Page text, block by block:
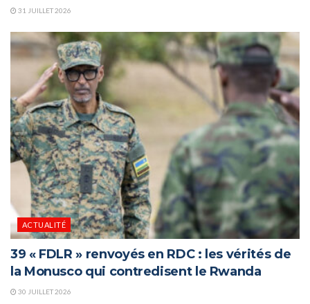
31 JUILLET 2026
ACTUALITÉ
39 « FDLR » renvoyés en RDC : les vérités de
la Monusco qui contredisent le Rwanda
30 JUILLET 2026